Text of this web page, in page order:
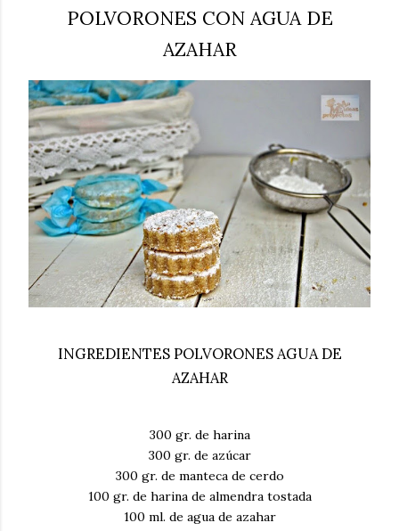
POLVORONES CON AGUA DE
AZAHAR
INGREDIENTES POLVORONES AGUA DE
AZAHAR
300 gr. de harina
300 gr. de azúcar
300 gr. de manteca de cerdo
100 gr. de harina de almendra tostada
100 ml. de agua de azahar